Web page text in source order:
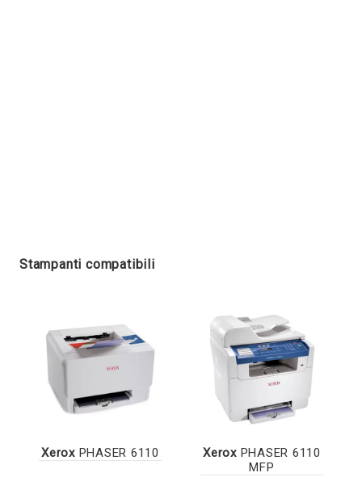
Stampanti compatibili
XeroxPHASER 6110 XeroxPHASER 6110
MFP